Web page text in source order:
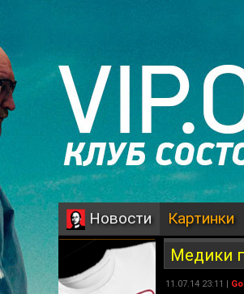
Новости Картинки
Медики
11.07.14 23:11 |